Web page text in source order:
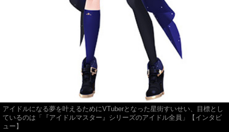
アイドルになる夢を叶えるためにVTuberとなった星街すいせい、目標とし
ているのは「『アイドルマスター』シリーズのアイドル全員」【インタビ
ュー】